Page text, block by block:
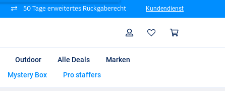
50 Tage erweitertes Rückgaberecht Kundendienst
Profil
Outdoor Alle Deals
Marken
Mystery Box Pro staffers